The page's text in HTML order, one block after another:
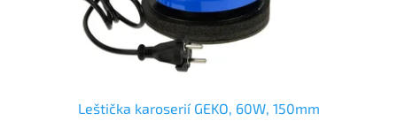
Leštička karoserií GEKO, 60W, 150mm